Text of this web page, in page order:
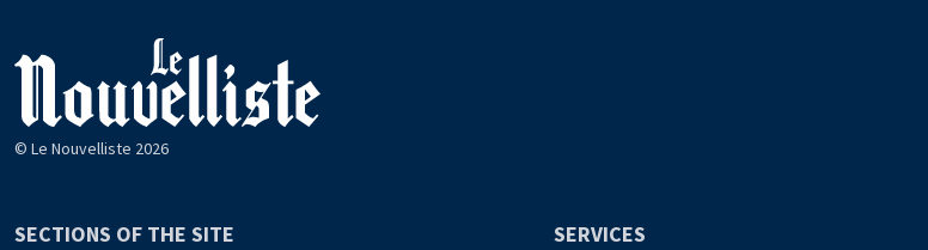
© Le Nouvelliste 2026
SECTIONS OF THE SITE SERVICES